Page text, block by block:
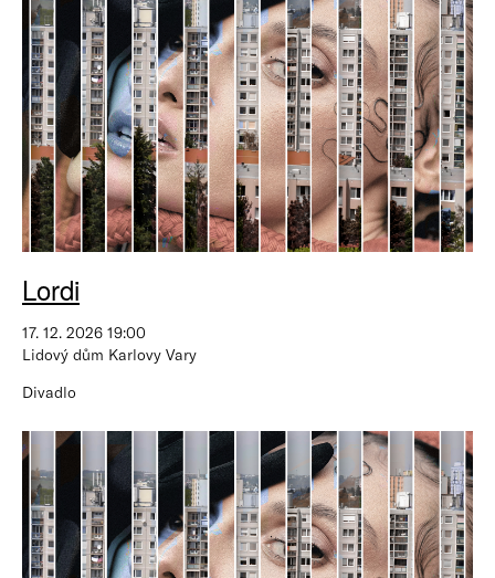
Lordi
17. 12. 2026 19:00
Lidový dům Karlovy Vary
Divadlo